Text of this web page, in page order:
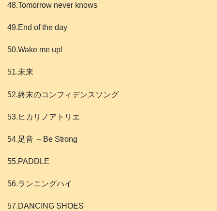
48.Tomorrow never knows
49.End of the day
50.Wake me up!
51.未来
52.終末のコンフィデンスソング
53.ヒカリノアトリエ
54.足音 ～Be Strong
55.PADDLE
56.ランニングハイ
57.DANCING SHOES